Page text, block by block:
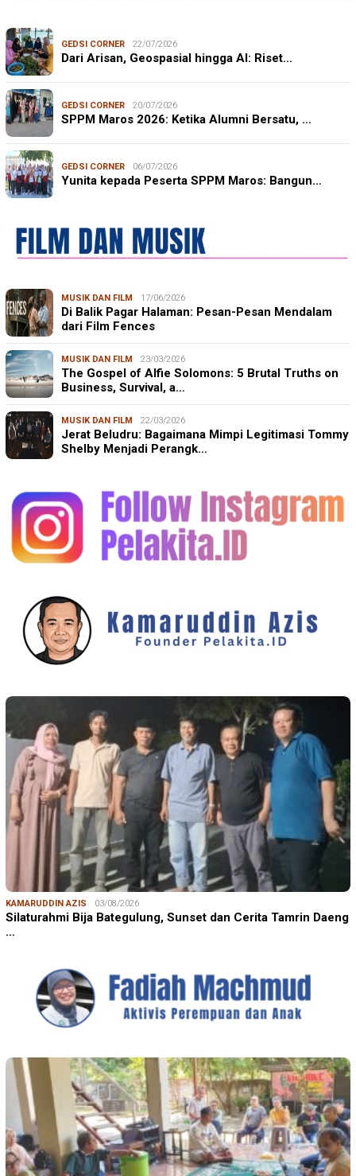
GEDSI CORNER 22/07/2026
Dari Arisan, Geospasial hingga AI: Riset…
GEDSI CORNER 20/07/2026
SPPM Maros 2026: Ketika Alumni Bersatu, …
GEDSI CORNER 06/07/2026
Yunita kepada Peserta SPPM Maros: Bangun…
MUSIK DAN FILM 17/06/2026
Di Balik Pagar Halaman: Pesan-Pesan Mendalam
dari Film Fences
MUSIK DAN FILM 23/03/2026
The Gospel of Alfie Solomons: 5 Brutal Truths on
Business, Survival, a…
MUSIK DAN FILM 22/03/2026
Jerat Beludru: Bagaimana Mimpi Legitimasi Tommy
Shelby Menjadi Perangk…
KAMARUDDIN AZIS 03/08/2026
Silaturahmi Bija Bategulung, Sunset dan Cerita Tamrin Daeng
…